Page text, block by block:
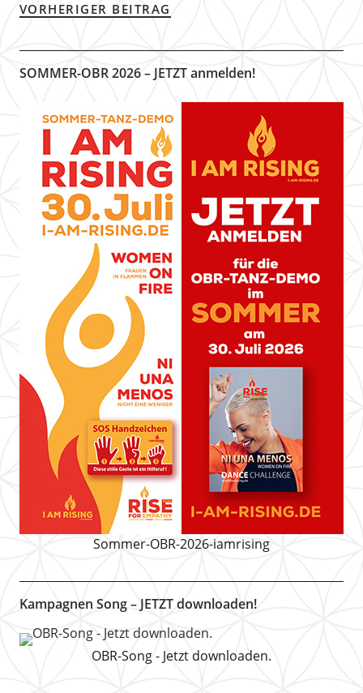
VORHERIGER BEITRAG
SOMMER-OBR 2026 – JETZT anmelden!
Sommer-OBR-2026-iamrising
Kampagnen Song – JETZT downloaden!
OBR-Song - Jetzt downloaden.